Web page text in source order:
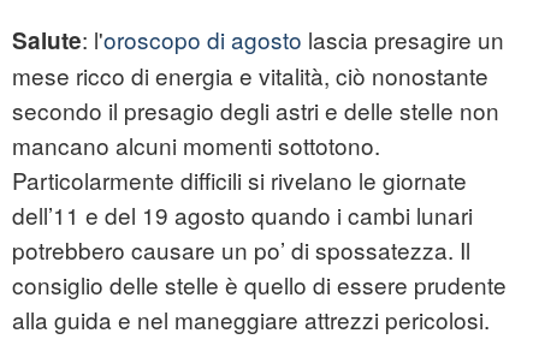
Salute: l'oroscopo di agosto lascia presagire un
mese ricco di energia e vitalità, ciò nonostante
secondo il presagio degli astri e delle stelle non
mancano alcuni momenti sottotono.
Particolarmente difficili si rivelano le giornate
dell’11 e del 19 agosto quando i cambi lunari
potrebbero causare un po’ di spossatezza. Il
consiglio delle stelle è quello di essere prudente
alla guida e nel maneggiare attrezzi pericolosi.